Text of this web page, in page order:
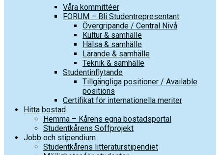
Våra kommittéer
FORUM – Bli Studentrepresentant
Övergripande / Central Nivå
Kultur & samhälle
Hälsa & samhälle
Lärande & samhälle
Teknik & samhälle
Studentinflytande
Tillgängliga positioner / Available
positions
Certifikat för internationella meriter
Hitta bostad
Hemma – Kårens egna bostadsportal
Studentkårens Soffprojekt
Jobb och stipendium
Studentkårens litteraturstipendiet